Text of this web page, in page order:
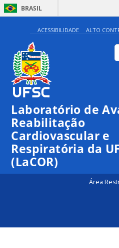
BRASIL
ACESSIBILIDADE ALTO
Laboratório de
Reabilitação
Cardiovascular e
Respiratória da
(LaCOR)
Área